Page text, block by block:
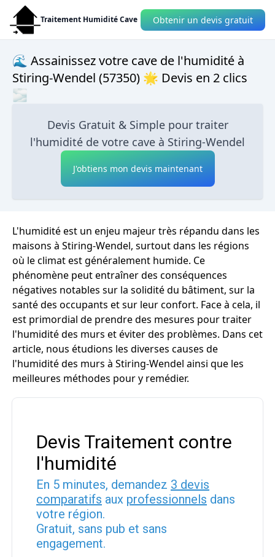
Traitement Humidité Cave Obtenir un devis gratuit
🌊 Assainissez votre cave de l'humidité à
Stiring-Wendel (57350) 🌟 Devis en 2 clics
🌫
Devis Gratuit & Simple pour traiter
l'humidité de votre cave à Stiring-Wendel
J'obtiens mon devis maintenant
L'humidité est un enjeu majeur très répandu dans les
maisons à Stiring-Wendel, surtout dans les régions
où le climat est généralement humide. Ce
phénomène peut entraîner des conséquences
négatives notables sur la solidité du bâtiment, sur la
santé des occupants et sur leur confort. Face à cela, il
est primordial de prendre des mesures pour traiter
l'humidité des murs et éviter des problèmes. Dans cet
article, nous étudions les diverses causes de
l'humidité des murs à Stiring-Wendel ainsi que les
meilleures méthodes pour y remédier.
Devis Traitement contre
l'humidité
En 5 minutes, demandez 3 devis
comparatifs aux professionnels dans
votre région.
Gratuit, sans pub et sans
engagement.